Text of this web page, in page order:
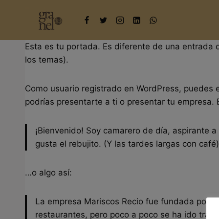
Esta es tu portada. Es diferente de una entrada
los temas).
Como usuario registrado en WordPress,
podrías presentarte a ti o presentar tu empresa.
¡Bienvenido! Soy camarero de día, aspirante
gusta el rebujito. (Y las tardes largas con café)
…o algo así:
La empresa Mariscos Recio fue fundada por
restaurantes, pero poco a poco se ha ido